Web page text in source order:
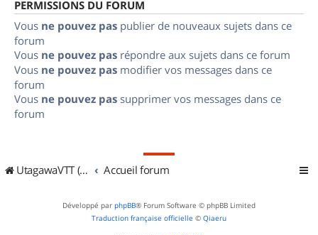
PERMISSIONS DU FORUM
Vous ne pouvez pas publier de nouveaux sujets dans ce
forum
Vous ne pouvez pas répondre aux sujets dans ce forum
Vous ne pouvez pas modifier vos messages dans ce
forum
Vous ne pouvez pas supprimer vos messages dans ce
forum
UtagawaVTT (Randos VTT et VTTAE avec traces GPS) Accueil forum
Développé par phpBB® Forum Software © phpBB Limited
Traduction française officielle © Qiaeru